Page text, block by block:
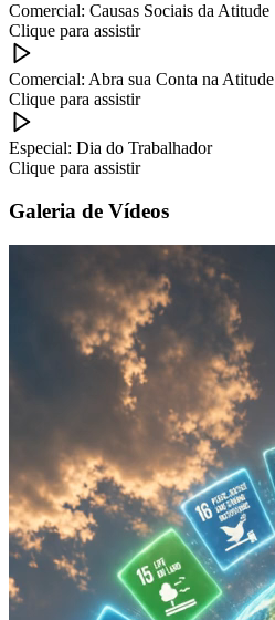
Comercial: Causas Sociais da Atitude
Clique para assistir
Comercial: Abra sua Conta na Atitude
Clique para assistir
Especial: Dia do Trabalhador
Clique para assistir
Galeria de Vídeos